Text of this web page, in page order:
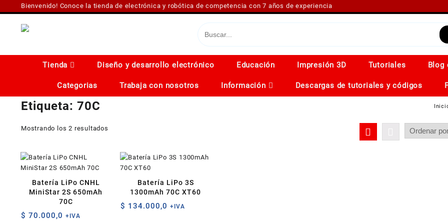
al
contenido
Bienvenido! Conoce la tienda de electrónica y robótica de competencia con 7 años de experiencia
Tienda Diseño y desarrollo electrónico Educación Impresión 3D Tutoriales Blog
Categorias Trabaja con nosotros Información Descargas de tutoriales y códigos
Etiqueta: 70C
Mostrando los 2 resultados
últimos
Batería LiPo CNHL
MiniStar 2S 650mAh
70C
$ 70.000,0 +IVA
Batería LiPo 3S
1300mAh 70C XT60
$ 134.000,0 +IVA